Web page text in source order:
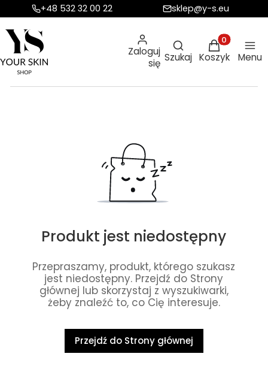
+48 532 32 00 22 sklep@y-s.eu
Zaloguj
się
Otwórz
Szukaj
Produkty w
Koszyk Menu
Produkt jest niedostępny
Przepraszamy, produkt, którego szukasz
jest niedostępny. Przejdź do Strony
głównej lub skorzystaj z wyszukiwarki,
żeby znaleźć to, co Cię interesuje.
Przejdź do Strony głównej